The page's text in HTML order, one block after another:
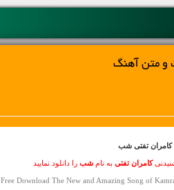
کامران تفتی شب
کامران تفتی به نامشب را دانلود نمایید
Free Download The New and Amazing Song of